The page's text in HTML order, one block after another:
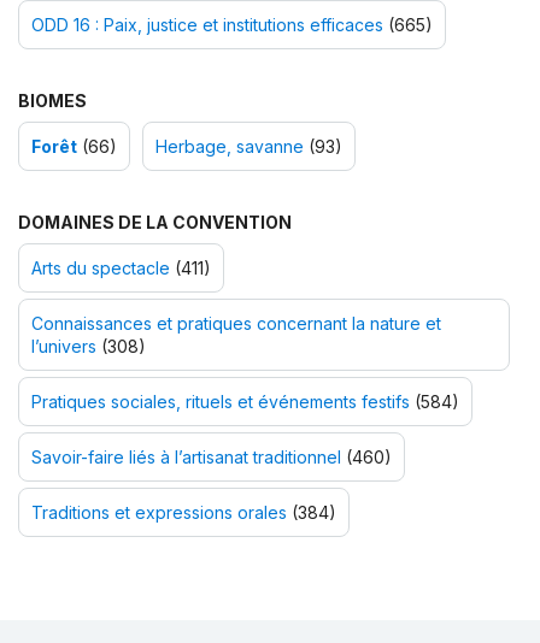
ODD 16 : Paix, justice et institutions efficaces (665)
BIOMES
Forêt (66) Herbage, savanne (93)
DOMAINES DE LA CONVENTION
Arts du spectacle (411)
Connaissances et pratiques concernant la nature et
l’univers (308)
Pratiques sociales, rituels et événements festifs (584)
Savoir-faire liés à l’artisanat traditionnel (460)
Traditions et expressions orales (384)